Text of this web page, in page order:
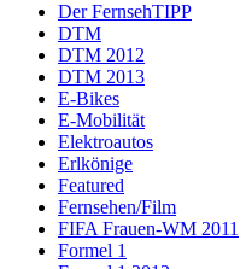
Der FernsehTIPP
DTM
DTM 2012
DTM 2013
E-Bikes
E-Mobilität
Elektroautos
Erlkönige
Featured
Fernsehen/Film
FIFA Frauen-WM 2011
Formel 1